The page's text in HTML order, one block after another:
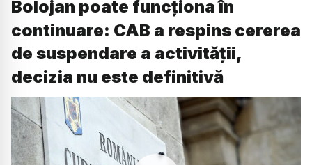
Bolojan poate funcționa în
continuare: CAB a respins cererea
de suspendare a activității,
decizia nu este definitivă